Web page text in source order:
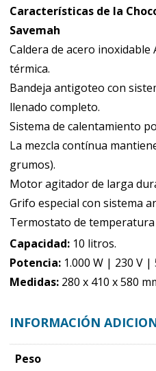
Características de la
Savemah
Caldera de acero inoxidable
térmica.
Bandeja antigoteo con
llenado completo.
Sistema de calentamiento
La mezcla contínua
grumos).
Motor agitador de larga
Grifo especial con sistema
Termostato de temperatura
Capacidad: 10 litros.
Potencia: 1.000 W | 230 V |
Medidas: 280 x 410 x 580
INFORMACIÓN
Peso